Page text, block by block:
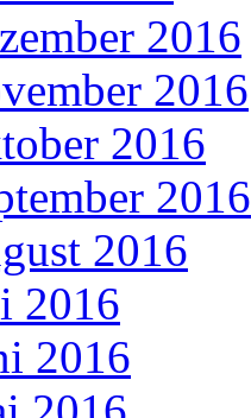
2016
2016
2016
2016
2016
2016
2016